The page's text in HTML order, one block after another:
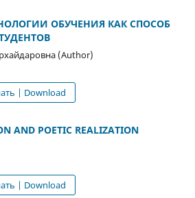
ОБУЧЕНИЯ КАК СПОСОБ
(Author)
| Download
AND POETIC REALIZATION
| Download